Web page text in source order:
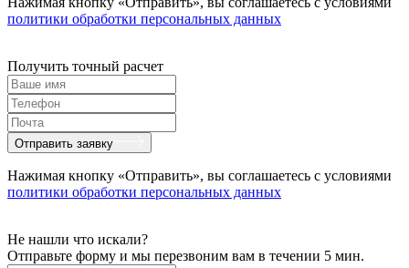
политики обработки персональных данных
Получить точный расчет
Отправить заявку
Нажимая кнопку «Отправить», вы соглашаетесь с условиями
политики обработки персональных данных
Не нашли что искали?
Отправьте форму и мы перезвоним вам в течении 5 мин.